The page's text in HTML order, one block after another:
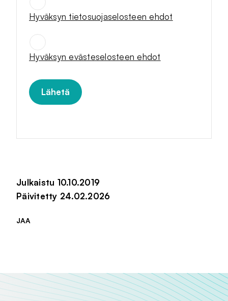
Hyväksyn tietosuojaselosteen ehdot
SUOSTUMUKSET
Hyväksyn evästeselosteen ehdot
Julkaistu 10.10.2019
Päivitetty 24.02.2026
JAA